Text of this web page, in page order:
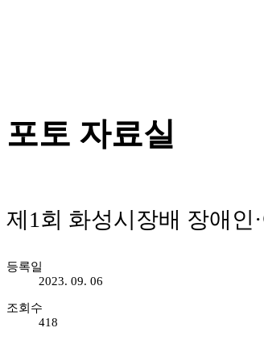
포토 자료실
제1회 화성시장배 장애인
등록일
2023. 09. 06
조회수
418